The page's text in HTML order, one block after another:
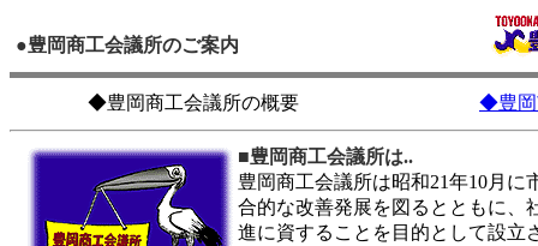
●豊岡商工会議所のご案内
◆豊岡商工会議所の概要 ◆豊岡
■豊岡商工会議所は..
豊岡商工会議所は昭和21年10月に
合的な改善発展を図るとともに、
進に資することを目的として設立